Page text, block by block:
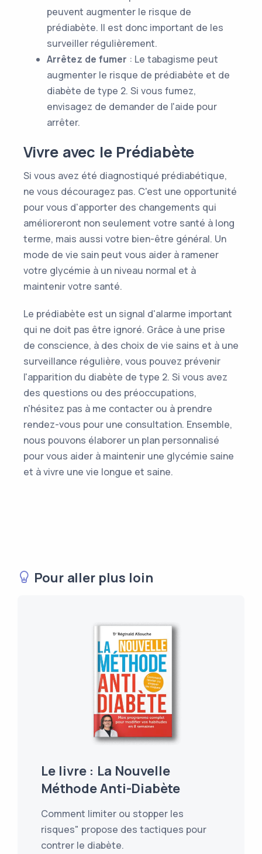
peuvent augmenter le risque de
prédiabète. Il est donc important de les
surveiller régulièrement.
Arrêtez de fumer : Le tabagisme peut
augmenter le risque de prédiabète et de
diabète de type 2. Si vous fumez,
envisagez de demander de l'aide pour
arrêter.
Vivre avec le Prédiabète
Si vous avez été diagnostiqué prédiabétique,
ne vous découragez pas. C'est une opportunité
pour vous d'apporter des changements qui
amélioreront non seulement votre santé à long
terme, mais aussi votre bien-être général. Un
mode de vie sain peut vous aider à ramener
votre glycémie à un niveau normal et à
maintenir votre santé.
Le prédiabète est un signal d'alarme important
qui ne doit pas être ignoré. Grâce à une prise
de conscience, à des choix de vie sains et à une
surveillance régulière, vous pouvez prévenir
l'apparition du diabète de type 2. Si vous avez
des questions ou des préoccupations,
n'hésitez pas à me contacter ou à prendre
rendez-vous pour une consultation. Ensemble,
nous pouvons élaborer un plan personnalisé
pour vous aider à maintenir une glycémie saine
et à vivre une vie longue et saine.
Pour aller plus loin
Le livre : La Nouvelle
Méthode Anti-Diabète
Comment limiter ou stopper les
risques" propose des tactiques pour
contrer le diabète.